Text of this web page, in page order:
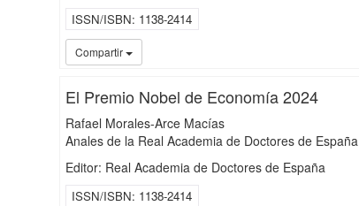
ISSN/ISBN 1138-2414
Compartir
El Premio Nobel de Economía 2024
Rafael Morales-Arce Macías
Anales de la Real Academia de Doctores de España
Editor: Real Academia de Doctores de España
ISSN/ISBN 1138-2414